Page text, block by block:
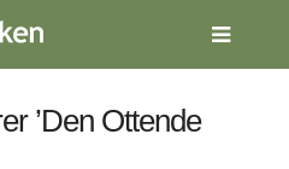
’Den Ottende